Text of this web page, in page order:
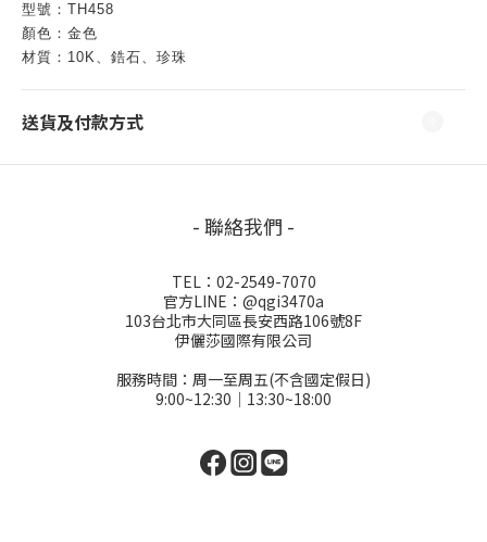
型號： TH458
顏色：金色
材質：10K、鋯石、珍珠
送貨及付款方式
- 聯絡我們 -
TEL：02-2549-7070
官方LINE：@qgi3470a
103台北市大同區長安西路106號8F
伊儷莎國際有限公司
服務時間：周一至周五(不含國定假日)
9:00~12:30│13:30~18:00